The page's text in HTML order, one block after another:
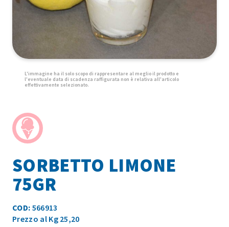
SORBETTO LIMONE
75GR
COD: 566913
Prezzo al Kg 25,20